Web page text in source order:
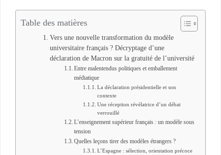
Table des matières
Vers une nouvelle transformation du modèle
universitaire français ? Décryptage d’une
déclaration de Macron sur la gratuité de l’université
Entre malentendus politiques et emballement
médiatique
La déclaration présidentielle et son
contexte
Une réception révélatrice d’un débat
verrouillé
L’enseignement supérieur français : un modèle sous
tension
Quelles leçons tirer des modèles étrangers ?
L’Espagne : sélection, orientation précoce